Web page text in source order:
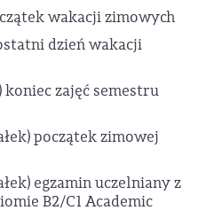
wakacji zimowych
dzień wakacji
koniec zajęć semestru
początek zimowej
egzamin uczelniany z
B2/C1 Academic